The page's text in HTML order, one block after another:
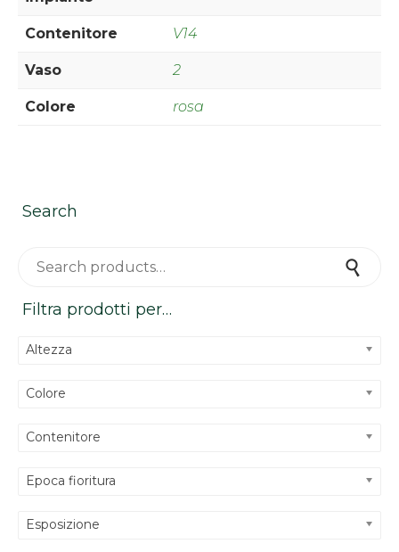
Contenitore V14
Vaso 2
Colore rosa
Search
Filtra prodotti per…
Altezza
Colore
Contenitore
Epoca fioritura
Esposizione